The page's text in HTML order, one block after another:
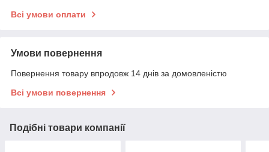
Всі умови оплати
Умови повернення
Повернення товару впродовж 14 днів за домовленістю
Всі умови повернення
Подібні товари компанії